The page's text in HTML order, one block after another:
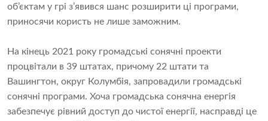
об’єктам у грі з’явився шанс розширити ці програми,
приносячи користь не лише заможним.
На кінець 2021 року громадські сонячні проекти
процвітали в 39 штатах, причому 22 штати та
Вашингтон, округ Колумбія, запровадили громадські
сонячні програми. Хоча громадська сонячна енергія
забезпечує рівний доступ до чистої енергії, насправді це